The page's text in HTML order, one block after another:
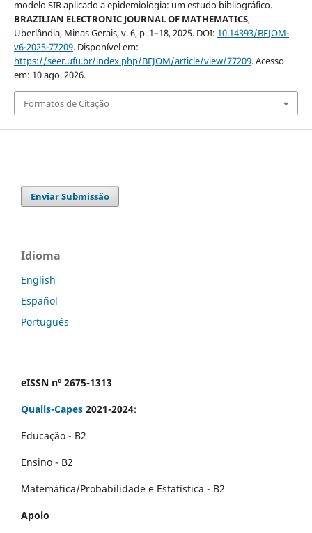
modelo SIR aplicado a epidemiologia: um estudo bibliográfico.
BRAZILIAN ELECTRONIC JOURNAL OF MATHEMATICS,
Uberlândia, Minas Gerais, v. 6, p. 1–18, 2025. DOI: 10.14393/BEJOM-
v6-2025-77209. Disponível em:
https://seer.ufu.br/index.php/BEJOM/article/view/77209. Acesso
em: 10 ago. 2026.
Formatos de Citação
Enviar Submissão
Idioma
English
Español
Português
eISSN nº 2675-1313
Qualis-Capes 2021-2024:
Educação - B2
Ensino - B2
Matemática/Probabilidade e Estatística - B2
Apoio